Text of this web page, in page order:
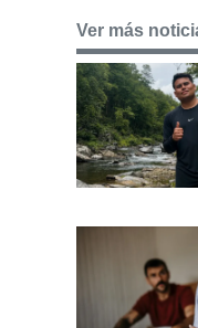
Ver más